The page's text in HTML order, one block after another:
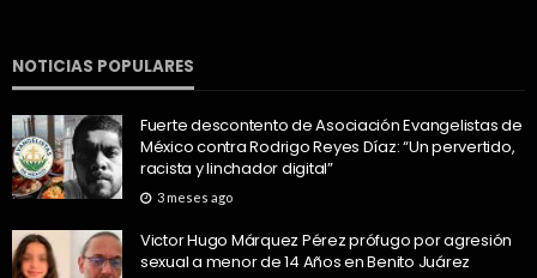
NOTICIAS POPULARES
Fuerte descontento de Asociación Evangelistas de
México contra Rodrigo Reyes Díaz: “Un pervertido,
racista y linchador digital”
3 meses ago
Victor Hugo Márquez Pérez prófugo por agresión
sexual a menor de 14 Años en Benito Juárez